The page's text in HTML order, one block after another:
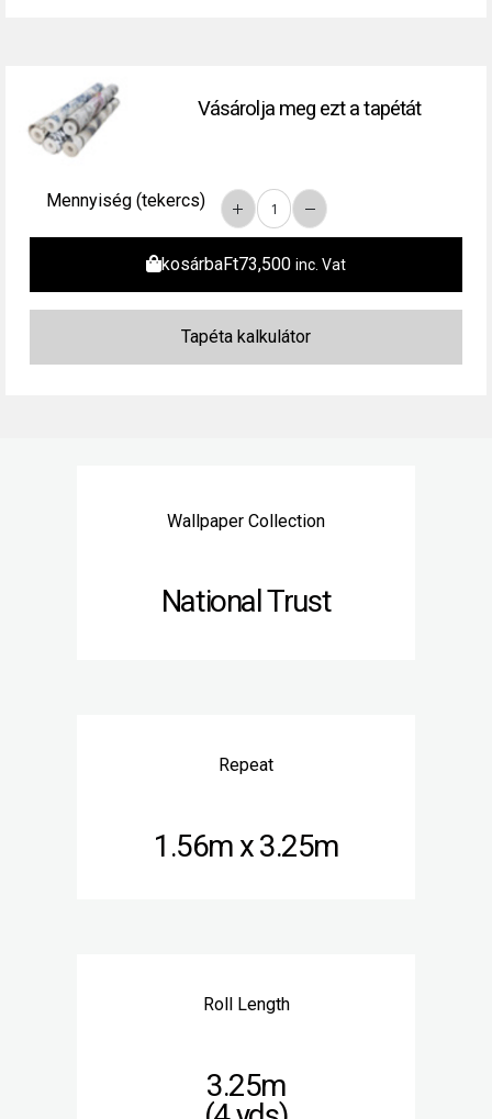
Vásárolja meg ezt a tapétát
Mennyiség (tekercs)
kosárbaFt73,500 inc. Vat
Wallpaper Collection
National Trust
Repeat
1.56m x 3.25m
Roll Length
3.25m